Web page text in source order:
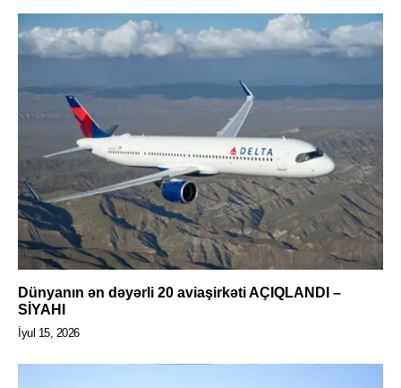
Dünyanın ən dəyərli 20 aviaşirkəti AÇIQLANDI –
SİYAHI
İyul 15, 2026